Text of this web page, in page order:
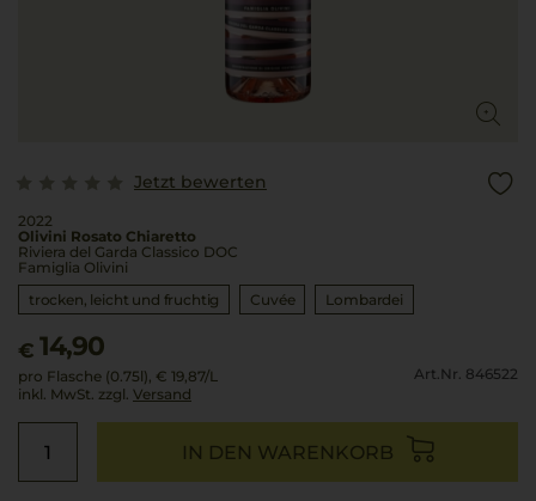
Jetzt bewerten
2022
Olivini Rosato Chiaretto
Riviera del Garda Classico DOC
Famiglia Olivini
trocken, leicht und fruchtig
Cuvée Lombardei
€ 14,90
pro Flasche (0.75l), € 19,87/L
inkl. MwSt. zzgl. Versand
Art.Nr. 846522
IN DEN WARENKORB